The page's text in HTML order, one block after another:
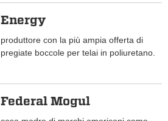
Energy
produttore con la più ampia offerta di
pregiate boccole per telai in poliuretano.
Federal Mogul